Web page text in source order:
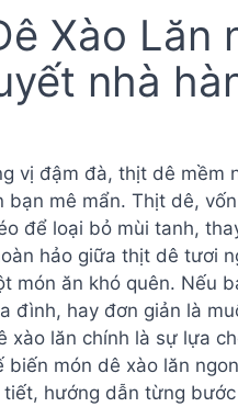
Xào Lăn
nhà
vị đậm đà, thịt dê mềm
bạn mê mẩn. Thịt dê,
để loại bỏ mùi tanh,
hảo giữa thịt dê tươi
món ăn khó quên. Nếu
đình, hay đơn giản là
xào lăn chính là sự lựa
món dê xào lăn
hướng dẫn từng